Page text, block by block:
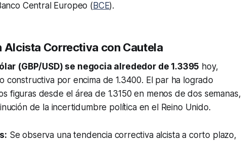
Central Europeo ( BCE).
Alcista Correctiva con Cautela
(GBP/USD) se negocia alrededor de 1.3395 hoy,
constructiva por encima de 1.3400. El par ha logrado
figuras desde el área de 1.3150 en menos de dos semanas,
de la incertidumbre política en el Reino Unido.
Se observa una tendencia correctiva alcista a corto plazo,